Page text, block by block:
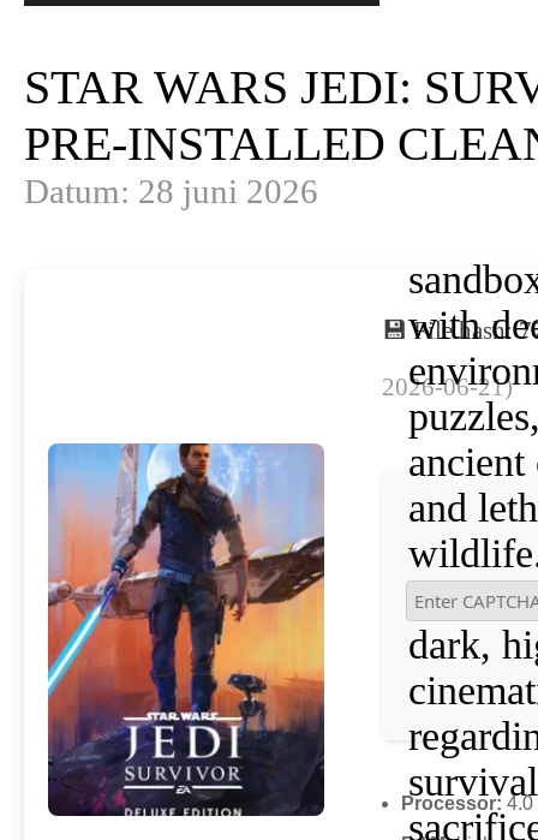
STAR WARS JEDI:
PRE-INSTALLED
Datum: 28 juni 2026
💾 File hash:
2026-06-21)
Processor:
with
ancient
and
dark,